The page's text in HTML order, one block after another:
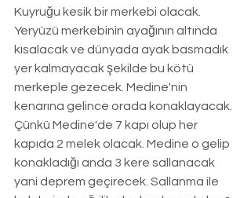
Kuyruğu kesik bir merkebi olacak.
Yeryüzü merkebinin ayağının altında
kısalacak ve dünyada ayak basmadık
yer kalmayacak şekilde bu kötü
merkeple gezecek. Medine'nin
kenarına gelince orada konaklayacak.
Çünkü Medine'de 7 kapı olup her
kapıda 2 melek olacak. Medine o gelip
konakladığı anda 3 kere sallanacak
yani deprem geçirecek. Sallanma ile